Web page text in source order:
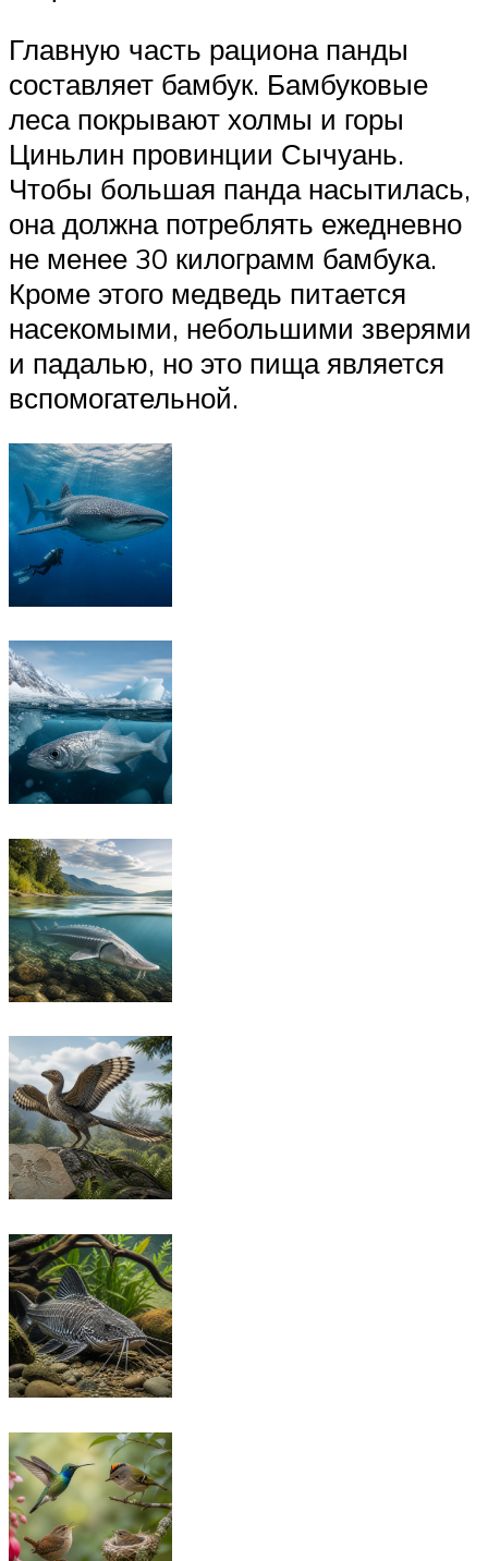
Главную часть рациона панды
составляет бамбук. Бамбуковые
леса покрывают холмы и горы
Циньлин провинции Сычуань.
Чтобы большая панда насытилась,
она должна потреблять ежедневно
не менее 30 килограмм бамбука.
Кроме этого медведь питается
насекомыми, небольшими зверями
и падалью, но это пища является
вспомогательной.